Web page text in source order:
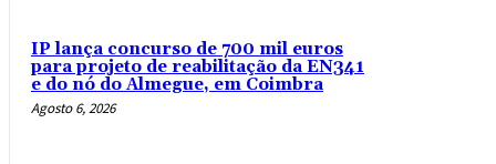
IP lança concurso de 700 mil euros
para projeto de reabilitação da EN341
e do nó do Almegue, em Coimbra
Agosto 6, 2026